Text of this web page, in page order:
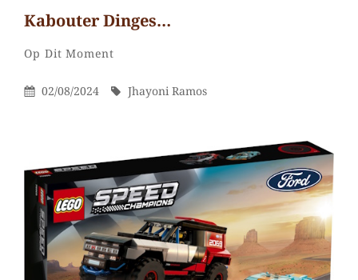
Kabouter Dinges…
Categorieën
Op Dit MomentDoor
Jhayoni
Laat
reactie
Kabouter
dinges…
Gepubliceerd
02/08/2024 Door
Jhayoni Ramos